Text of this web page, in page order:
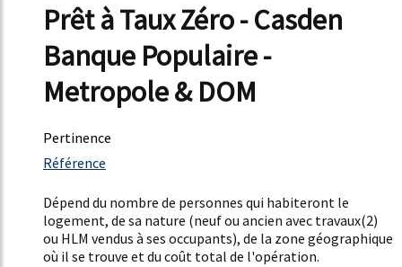
Prêt à Taux Zéro - Casden
Banque Populaire -
Metropole & DOM
Pertinence
3430%
Référence
Dépend du nombre de personnes qui habiteront le
logement, de sa nature (neuf ou ancien avec travaux(2)
ou HLM vendus à ses occupants), de la zone géographique
où il se trouve et du coût total de l'opération.